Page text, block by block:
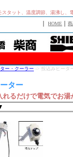
スタット、温度調節、湯沸し
｜HOME ｜
ー・クーラー -> 投込みヒータ
ター
れるだけで電気でお